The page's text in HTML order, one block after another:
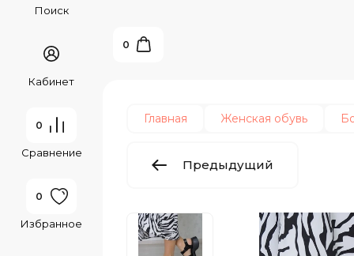
Поиск
Кабинет
0
Сравнение
0
Избранное
0
Главная Женская обувь
Предыдущий